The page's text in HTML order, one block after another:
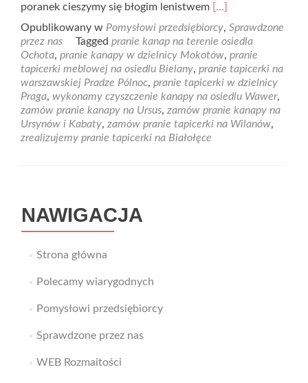
poranek cieszymy się błogim lenistwem Read
about
Pranie
dywanów
na
Mokotowie
[…]
Opublikowany w Pomysłowi przedsiębiorcy, Sprawdzone
przez nas
Tagged pranie kanap na terenie osiedla
Ochota, pranie kanapy w dzielnicy Mokotów, pranie
tapicerki meblowej na osiedlu Bielany, pranie tapicerki na
warszawskiej Pradze Pólnoc, pranie tapicerki w dzielnicy
Praga, wykonamy czyszczenie kanapy na osiedlu Wawer,
zamów pranie kanapy na Ursus, zamów pranie kanapy na
Ursynów i Kabaty, zamów pranie tapicerki na Wilanów,
zrealizujemy pranie tapicerki na Białołęce
NAWIGACJA
Strona główna
Polecamy wiarygodnych
Pomysłowi przedsiębiorcy
Sprawdzone przez nas
WEB Rozmaitości